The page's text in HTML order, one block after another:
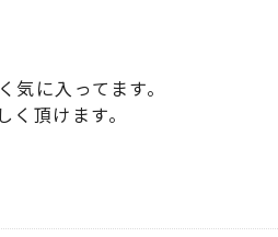
に入ってます。
頂けます。